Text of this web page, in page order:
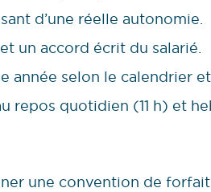
d’une réelle autonomie.
un accord écrit du salarié.
année selon le calendrier
repos quotidien (11 h) et
une convention de